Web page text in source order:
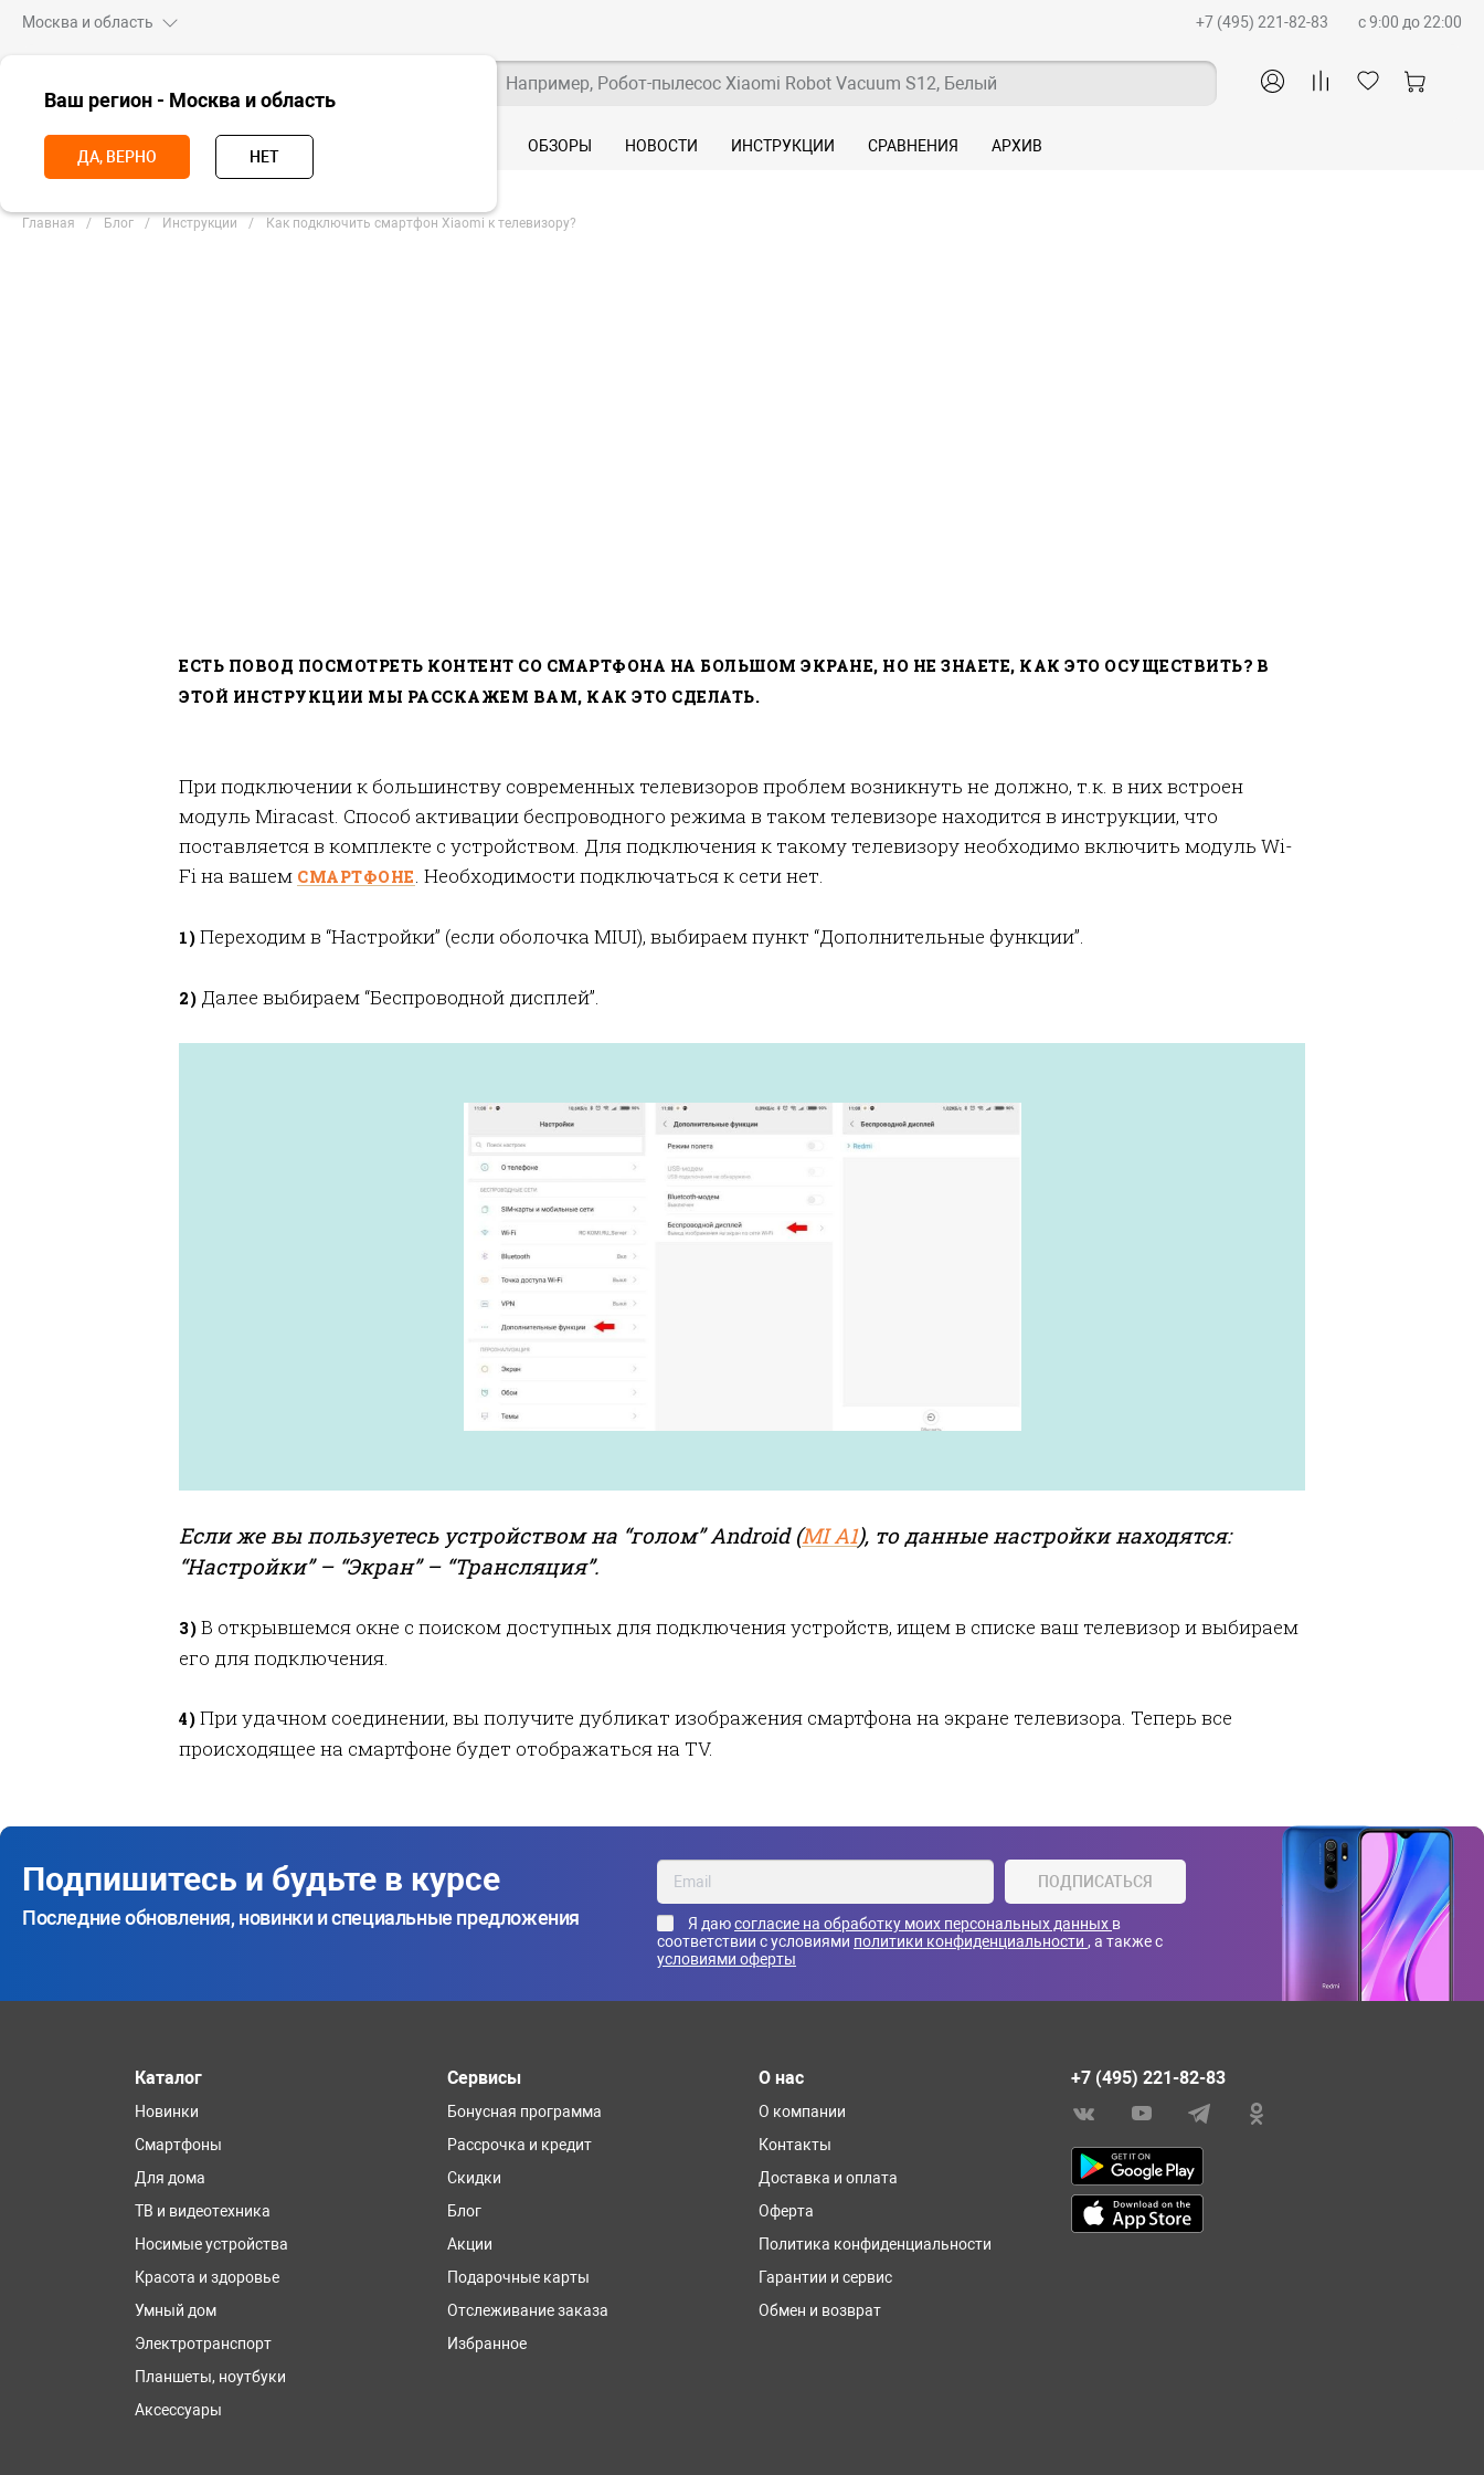
Москва и область
Ваш регион - Москва и область
ДА, ВЕРНО НЕТ
+7 (495) 221-82-83 c 9:00 до 22:00
Например, Робот-пылесос Xiaomi Robot Vacuum S12, Белый
ОБЗОРЫ НОВОСТИ ИНСТРУКЦИИ СРАВНЕНИЯ АРХИВ
Главная Блог Инструкции Как подключить смартфон Xiaomi к телевизору?
ЕСТЬ ПОВОД ПОСМОТРЕТЬ КОНТЕНТ СО СМАРТФОНА НА БОЛЬШОМ ЭКРАНЕ, НО НЕ ЗНАЕТЕ, КАК ЭТО ОСУЩЕСТВИТЬ? В
ЭТОЙ ИНСТРУКЦИИ МЫ РАССКАЖЕМ ВАМ, КАК ЭТО СДЕЛАТЬ.
При подключении к большинству современных телевизоров проблем возникнуть не должно, т.к. в них встроен
модуль Miracast. Способ активации беспроводного режима в таком телевизоре находится в инструкции, что
поставляется в комплекте с устройством. Для подключения к такому телевизору необходимо включить модуль Wi-
Fi на вашем СМАРТФОНЕ. Необходимости подключаться к сети нет.
1) Переходим в “Настройки” (если оболочка MIUI), выбираем пункт “Дополнительные функции”.
2) Далее выбираем “Беспроводной дисплей”.
Если же вы пользуетесь устройством на “голом” Android (MI A1), то данные настройки находятся:
“Настройки” – “Экран” – “Трансляция”.
3) В открывшемся окне с поиском доступных для подключения устройств, ищем в списке ваш телевизор и выбираем
его для подключения.
4) При удачном соединении, вы получите дубликат изображения смартфона на экране телевизора. Теперь все
происходящее на смартфоне будет отображаться на TV.
Подпишитесь и будьте в курсе
Последние обновления, новинки и специальные предложения
ПОДПИСАТЬСЯ
Я даюсогласие на обработку моих персональных данных в
соответствии с условиями политики конфиденциальности , а также с
условиями оферты
Каталог
Новинки
Смартфоны
Для дома
ТВ и видеотехника
Носимые устройства
Красота и здоровье
Умный дом
Электротранспорт
Планшеты, ноутбуки
Аксессуары
Сервисы
Бонусная программа
Рассрочка и кредит
Скидки
Блог
Акции
Подарочные карты
Отслеживание заказа
Избранное
О нас
О компании
Контакты
Доставка и оплата
Оферта
Политика конфиденциальности
Гарантии и сервис
Обмен и возврат
+7 (495) 221-82-83